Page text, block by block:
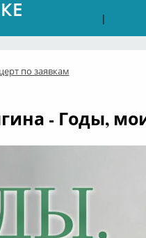
|
по заявкам
- Годы,